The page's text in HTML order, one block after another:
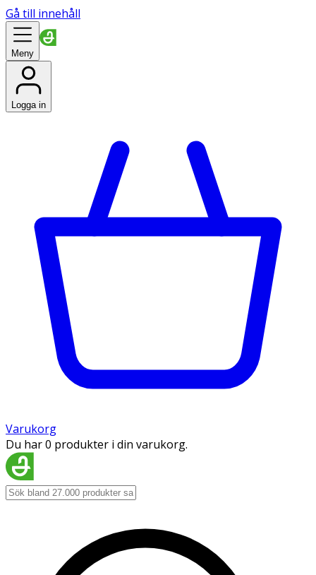
Gå till innehåll
Meny
Logga in
Varukorg
Du har 0 produkter i din varukorg.